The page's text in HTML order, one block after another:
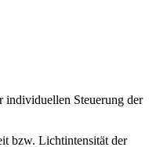
individuellen Steuerung der
bzw. Lichtintensität der